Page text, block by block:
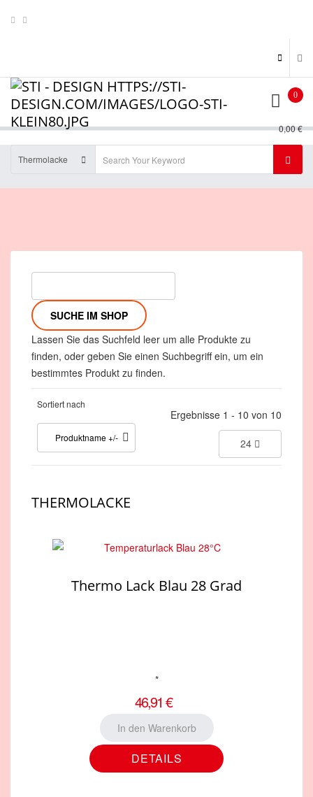
0
0,00 €
Thermolacke
Lassen Sie das Suchfeld leer um alle Produkte zu
finden, oder geben Sie einen Suchbegriff ein, um ein
bestimmtes Produkt zu finden.
Sortiert nach
Produktname +/-
Ergebnisse 1 - 10 von 10
24
THERMOLACKE
Thermo Lack Blau 28 Grad
*
46,91 €
DETAILS